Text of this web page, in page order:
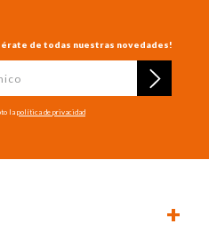
de todas nuestras novedades!
lapolítica de privacidad
+